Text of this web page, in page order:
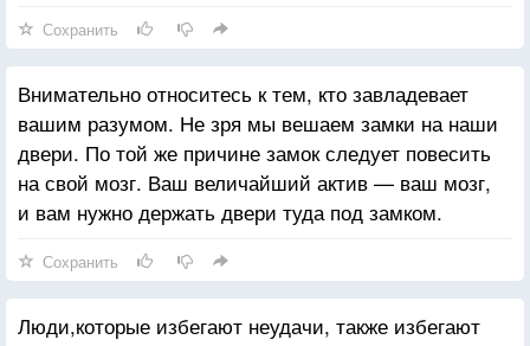
Сохранить
Внимательно относитесь к тем, кто завладевает
вашим разумом. Не зря мы вешаем замки на наши
двери. По той же причине замок следует повесить
на свой мозг. Ваш величайший актив — ваш мозг,
и вам нужно держать двери туда под замком.
Сохранить
Люди,которые избегают неудачи, также избегают